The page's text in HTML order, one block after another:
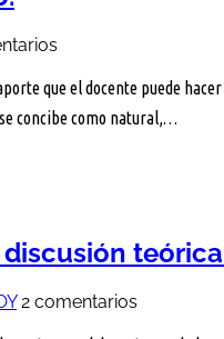
que el docente puede
concibe como natural,…
discusión
2 comentarios